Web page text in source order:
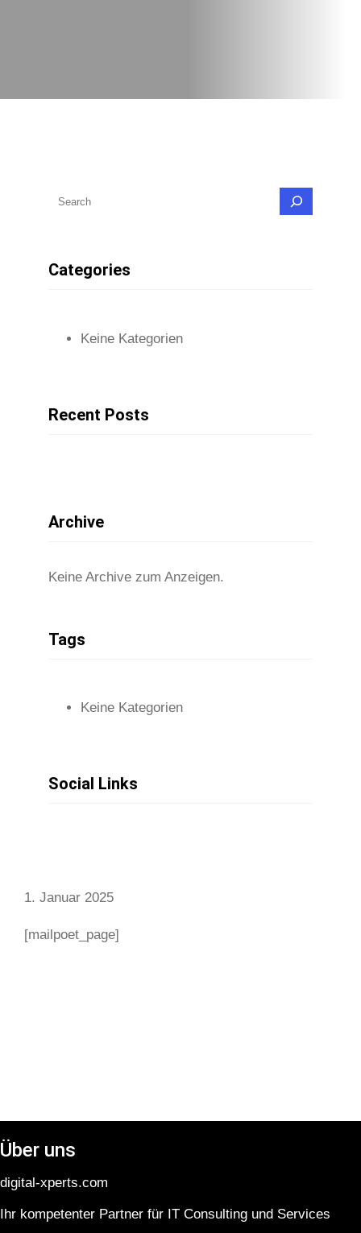
h
Categories
Keine Kategorien
Recent Posts
Archive
Keine Archive zum Anzeigen.
Tags
Keine Kategorien
Social Links
1. Januar 2025
[mailpoet_page]
Über uns
digital-xperts.com
Ihr kompetenter Partner für IT Consulting und Services